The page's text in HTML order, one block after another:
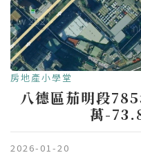
房地產小學堂
八德區茄明段
萬-
2026-01-20